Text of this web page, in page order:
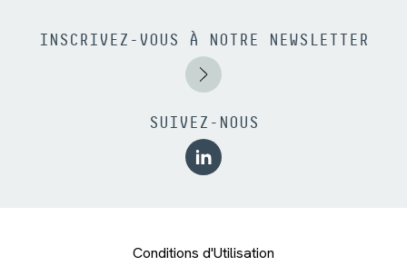
INSCRIVEZ-VOUS À NOTRE NEWSLETTER
SUIVEZ-NOUS
Conditions d'Utilisation